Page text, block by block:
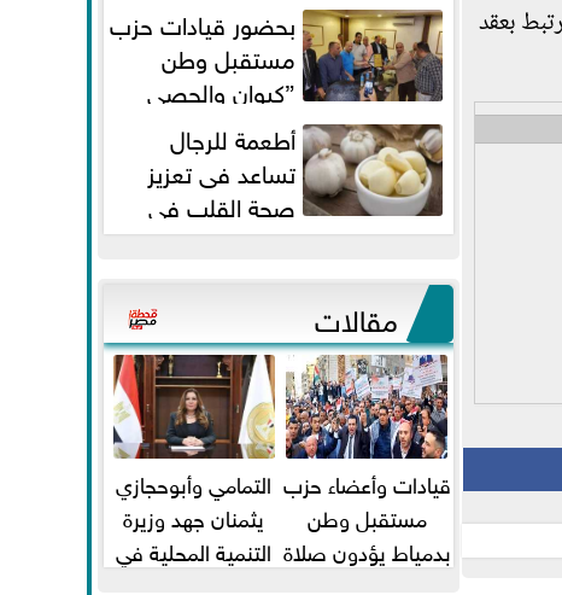
بعقد
بحضور قيادات حزب
مستقبل وطن
”كيوان والحصي
والتمامي وابوحجازي وعيسي” أمانه
كفر...
أطعمة للرجال
تساعد فى تعزيز
صحة القلب فى
سن الأربعين
مقالات
قيادات وأعضاء حزب
مستقبل وطن
بدمياط يؤدون صلاة
التمامي وأبوحجازي
يثمنان جهد وزيرة
التنمية المحلية في